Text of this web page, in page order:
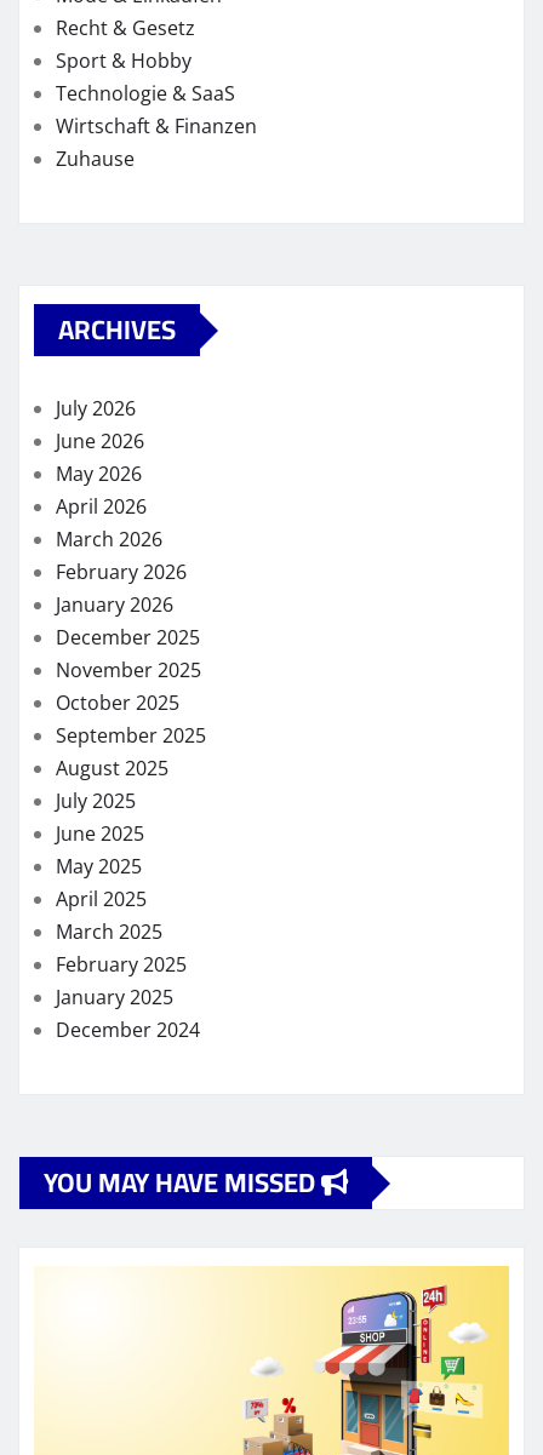
Recht & Gesetz
Sport & Hobby
Technologie & SaaS
Wirtschaft & Finanzen
Zuhause
ARCHIVES
July 2026
June 2026
May 2026
April 2026
March 2026
February 2026
January 2026
December 2025
November 2025
October 2025
September 2025
August 2025
July 2025
June 2025
May 2025
April 2025
March 2025
February 2025
January 2025
December 2024
YOU MAY HAVE MISSED